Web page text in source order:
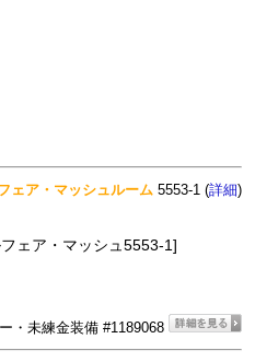
ェア・マッシュルーム 5553-1 (詳細)
ェア・マッシュ5553-1]
・未練金装備 #1189068